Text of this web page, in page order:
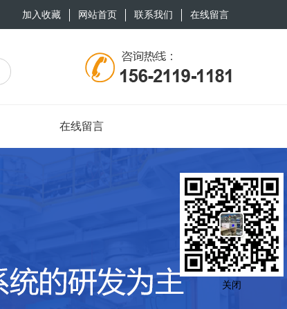
加入收藏 网站首页 联系我们 在线留言
在线留言
关闭